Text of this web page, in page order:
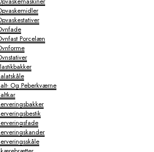
Porcelæn
Og Peberkværne